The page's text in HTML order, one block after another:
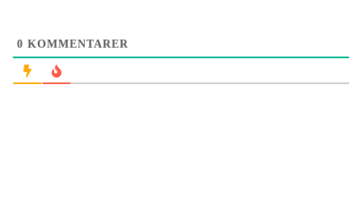
0 KOMMENTARER